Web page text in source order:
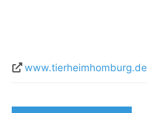
www.tierheimhomburg.de